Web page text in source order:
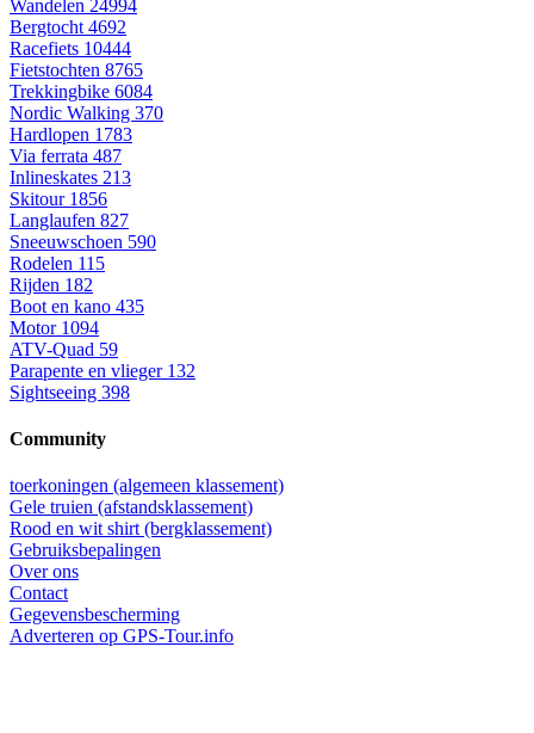
Wandelen 24994
Bergtocht 4692
Racefiets 10444
Fietstochten 8765
Trekkingbike 6084
Nordic Walking 370
Hardlopen 1783
Via ferrata 487
Inlineskates 213
Skitour 1856
Langlaufen 827
Sneeuwschoen 590
Rodelen 115
Rijden 182
Boot en kano 435
Motor 1094
ATV-Quad 59
Parapente en vlieger 132
Sightseeing 398
Community
toerkoningen (algemeen klassement)
Gele truien (afstandsklassement)
Rood en wit shirt (bergklassement)
Gebruiksbepalingen
Over ons
Contact
Gegevensbescherming
Adverteren op GPS-Tour.info